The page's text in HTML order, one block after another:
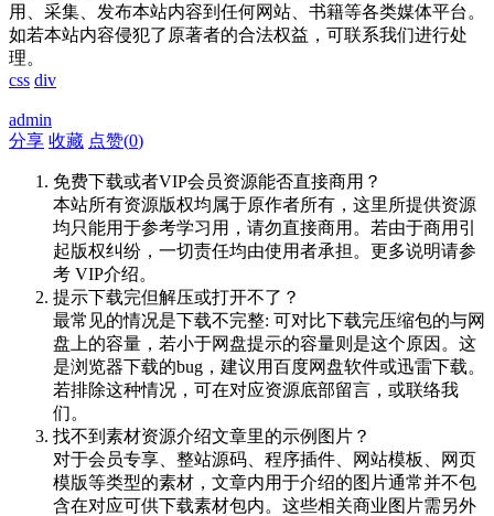
用、采集、发布本站内容到任何网站、书籍等各类媒体平台。
如若本站内容侵犯了原著者的合法权益，可联系我们进行处
理。
css div
admin
分享 收藏 点赞(0)
免费下载或者VIP会员资源能否直接商用？
本站所有资源版权均属于原作者所有，这里所提供资源
均只能用于参考学习用，请勿直接商用。若由于商用引
起版权纠纷，一切责任均由使用者承担。更多说明请参
考 VIP介绍。
提示下载完但解压或打开不了？
最常见的情况是下载不完整: 可对比下载完压缩包的与网
盘上的容量，若小于网盘提示的容量则是这个原因。这
是浏览器下载的bug，建议用百度网盘软件或迅雷下载。
若排除这种情况，可在对应资源底部留言，或联络我
们。
找不到素材资源介绍文章里的示例图片？
对于会员专享、整站源码、程序插件、网站模板、网页
模版等类型的素材，文章内用于介绍的图片通常并不包
含在对应可供下载素材包内。这些相关商业图片需另外